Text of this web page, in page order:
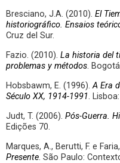
Bresciano, J.A. (2010). El
historiográfico. Ensaios
Cruz del Sur.
Fazio. (2010). La historia del
problemas y métodos.
Hobsbawm, E. (1996).A Era
Século XX, 1914-1991.
Judt, T. (2006). Pós-Guerra.
Edições 70.
Marques, A., Berutti, F. e
Presente. São Paulo: